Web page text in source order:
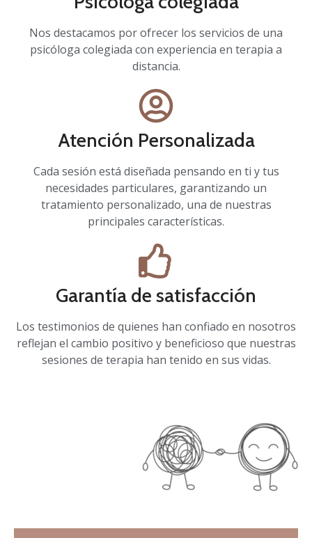
Nos destacamos por ofrecer los servicios de una
psicóloga colegiada con experiencia en terapia a
distancia.
Atención Personalizada
Cada sesión está diseñada pensando en ti y tus
necesidades particulares, garantizando un
tratamiento personalizado, una de nuestras
principales características.
Garantía de satisfacción
Los testimonios de quienes han confiado en nosotros
reflejan el cambio positivo y beneficioso que nuestras
sesiones de terapia han tenido en sus vidas.